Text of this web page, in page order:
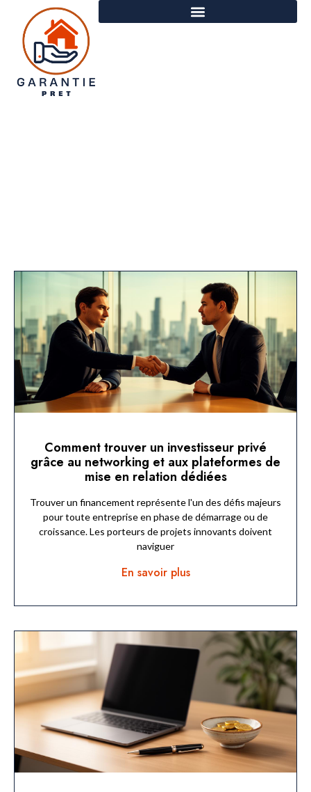
Comment trouver un investisseur privé
grâce au networking et aux plateformes de
mise en relation dédiées
Trouver un financement représente l'un des défis majeurs
pour toute entreprise en phase de démarrage ou de
croissance. Les porteurs de projets innovants doivent
naviguer
En savoir plus